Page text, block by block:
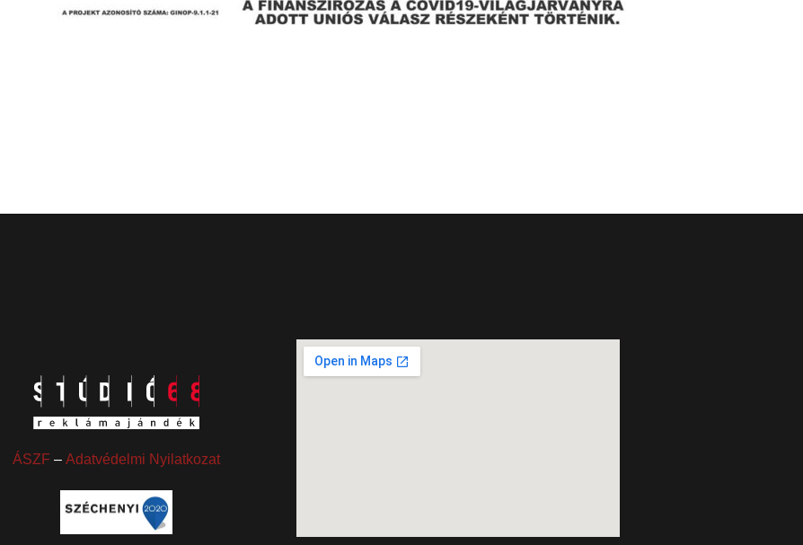
ÁSZF –Adatvédelmi Nyilatkozat